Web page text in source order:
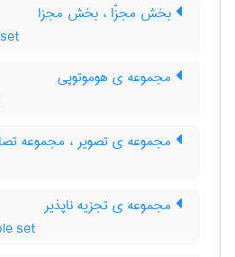
بخش مجزّا ، بخش مجزا
مجموعه ی هوموتوپی
مجموعه ی تصویر ، مجموعه
مجموعه ی تجزیه ناپذیر
set